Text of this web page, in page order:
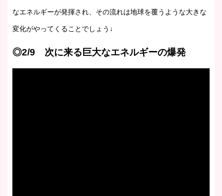
なエネルギーが発揮され、その流れは地球を覆うような大きな
変化がやってくることでしょう↓
◎2/9 次に来る巨大なエネルギーの爆発